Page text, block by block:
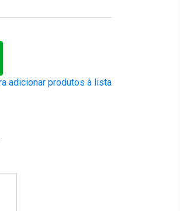
adicionar produtos à lista